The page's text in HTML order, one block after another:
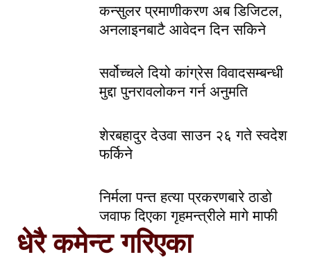
कन्सुलर प्रमाणीकरण अब डिजिटल,
अनलाइनबाटै आवेदन दिन सकिने
सर्वोच्चले दियो कांग्रेस विवादसम्बन्धी
मुद्दा पुनरावलोकन गर्न अनुमति
शेरबहादुर देउवा साउन २६ गते स्वदेश
फर्किने
निर्मला पन्त हत्या प्रकरणबारे ठाडो
जवाफ दिएका गृहमन्त्रीले मागे माफी
धेरै कमेन्ट गरिएका